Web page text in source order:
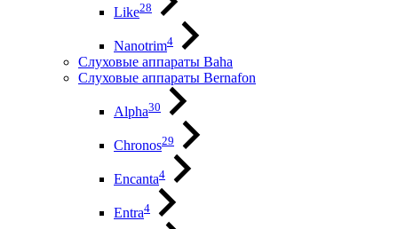
Like28
Nanotrim4
Слуховые аппараты Baha
Слуховые аппараты Bernafon
Alpha30
Chronos29
Encanta4
Entra4